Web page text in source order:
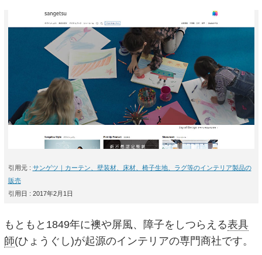
引用元 : サンゲツ｜カーテン、壁装材、床材、椅子生地、ラグ等のインテリア製品の
販売
引用日 : 2017年2月1日
もともと1849年に襖や屏風、障子をしつらえる表具
師(ひょうぐし)が起源のインテリアの専門商社です。